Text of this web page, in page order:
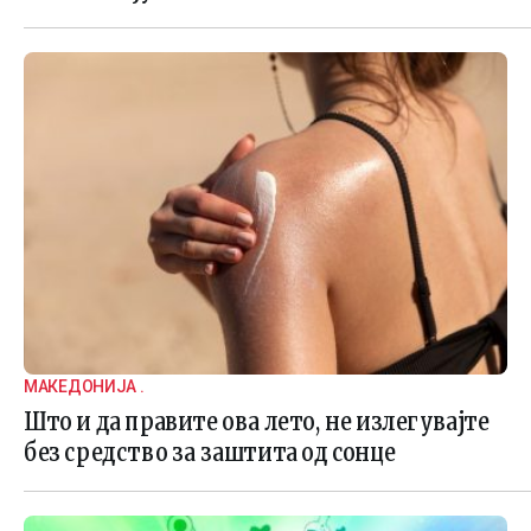
МАКЕДОНИЈА .
Што и да правите ова лето, не излегувајте
без средство за заштита од сонце